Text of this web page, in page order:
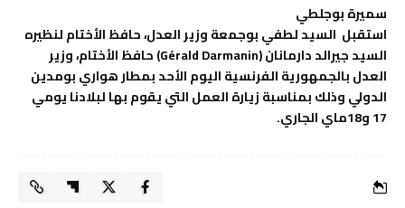
سميرة بوجلطي
استقبل السيد لطفي بوجمعة وزير العدل، حافظ الأختام لنظيره
السيد جيرالد دارمانان (Gérald Darmanin) حافظ الأختام، وزير
العدل بالجمهورية الفرنسية اليوم الأحد بمطار هواري بومدين
الدولي وذلك بمناسبة زيارة العمل التي يقوم بها لبلادنا يومي
17 و18ماي الجاري.